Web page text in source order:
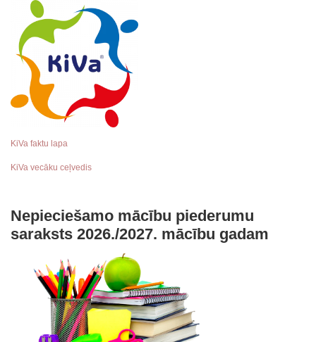
KiVa faktu lapa
KiVa vecāku ceļvedis
Nepieciešamo mācību piederumu
saraksts 2026./2027. mācību gadam